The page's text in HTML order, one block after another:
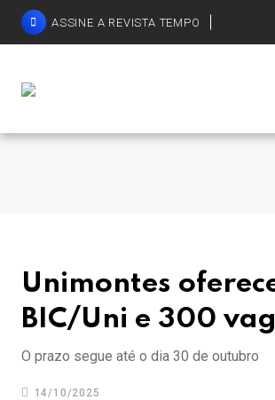
ASSINE A REVISTA TEMPO
Unimontes
BIC/Uni e 300
O prazo segue até o dia 30 de outubro
14/10/2025